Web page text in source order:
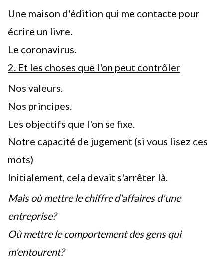
Une maison d'édition qui me contacte pour
écrire un livre.
Le coronavirus.
2. Et les choses que l'on peut contrôler
Nos valeurs.
Nos principes.
Les objectifs que l'on se fixe.
Notre capacité de jugement (si vous lisez ces
mots)
Initialement, cela devait s'arrêter là.
Mais où mettre le chiffre d'affaires d'une
entreprise?
Où mettre le comportement des gens qui
m'entourent?